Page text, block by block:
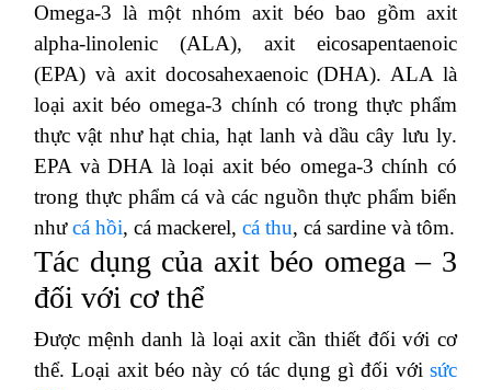
Omega-3 là một nhóm axit béo bao gồm axit
alpha-linolenic (ALA), axit eicosapentaenoic
(EPA) và axit docosahexaenoic (DHA). ALA là
loại axit béo omega-3 chính có trong thực phẩm
thực vật như hạt chia, hạt lanh và dầu cây lưu ly.
EPA và DHA là loại axit béo omega-3 chính có
trong thực phẩm cá và các nguồn thực phẩm biển
nhưcá hồi, cá mackerel, cá thu, cá sardine và tôm.
Tác dụng của axit béo omega – 3
đối với cơ thể
Được mệnh danh là loại axit cần thiết đối với cơ
thể. Loại axit béo này có tác dụng gì đối với sức